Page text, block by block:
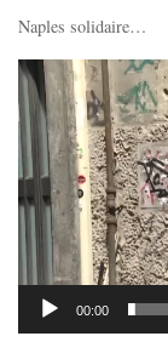
Naples solidaire…
Lecteur
vidéo
00:00